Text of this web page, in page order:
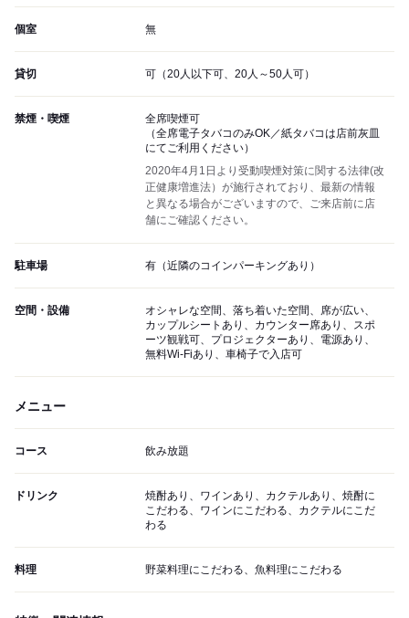
個室 無
貸切 可（20人以下可、20人～50人可）
禁煙・喫煙
全席喫煙可
（全席電子タバコのみOK／紙タバコは店前灰皿
にてご利用ください）
2020年4月1日より受動喫煙対策に関する法律(改
正健康増進法）が施行されており、最新の情報
と異なる場合がございますので、ご来店前に店
舗にご確認ください。
駐車場 有（近隣のコインパーキングあり）
空間・設備
オシャレな空間、落ち着いた空間、席が広い、
カップルシートあり、カウンター席あり、スポ
ーツ観戦可、プロジェクターあり、電源あり、
無料Wi-Fiあり、車椅子で入店可
メニュー
コース 飲み放題
ドリンク
焼酎あり、ワインあり、カクテルあり、焼酎に
こだわる、ワインにこだわる、カクテルにこだ
わる
料理 野菜料理にこだわる、魚料理にこだわる